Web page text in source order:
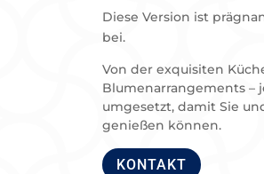
Diese Version ist
bei.
Von der exquisiten
Blumenarrangements –
umgesetzt, damit Sie
genießen können.
KONTAKT